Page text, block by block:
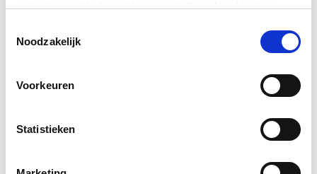
communicatie aan jouw interesses aan. We slaan je
Noodzakelijk
Voorkeuren
Statistieken
Zonder slagbegrenzer
Bediening
Thermostatisch zonder